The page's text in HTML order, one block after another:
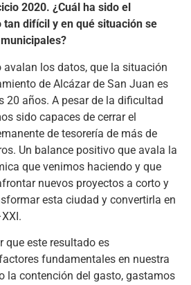
2020. ¿Cuál ha sido el
difícil y en qué situación se
avalan los datos, que la situación
de Alcázar de San Juan es
20 años. A pesar de la dificultad
sido capaces de cerrar el
de tesorería de más de
Un balance positivo que avala la
que venimos haciendo y que
nuevos proyectos a corto y
esta ciudad y convertirla en
que este resultado es
fundamentales en nuestra
la contención del gasto, gastamos